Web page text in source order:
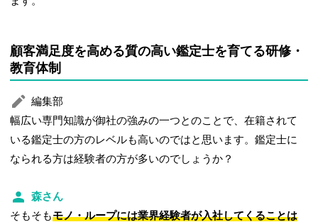
顧客満足度を高める質の高い鑑定士を育てる研修・
教育体制
編集部
幅広い専門知識が御社の強みの一つとのことで、在籍されて
いる鑑定士の方のレベルも高いのではと思います。鑑定士に
なられる方は経験者の方が多いのでしょうか？
森さん
そもそもモノ・ループには業界経験者が入社してくることは